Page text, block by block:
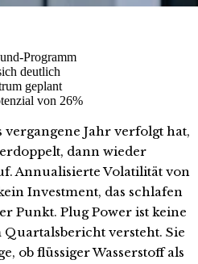
Programm
deutlich
geplant
von 26%
vergangene Jahr verfolgt hat,
dann wieder
Annualisierte Volatilität von
Investment, das schlafen
Punkt. Plug Power ist keine
versteht. Sie
ob flüssiger Wasserstoff als